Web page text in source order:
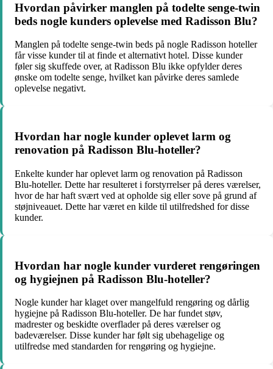
Hvordan påvirker manglen på todelte senge-twin
beds nogle kunders oplevelse med Radisson Blu?
Manglen på todelte senge-twin beds på nogle Radisson hoteller
får visse kunder til at finde et alternativt hotel. Disse kunder
føler sig skuffede over, at Radisson Blu ikke opfylder deres
ønske om todelte senge, hvilket kan påvirke deres samlede
oplevelse negativt.
Hvordan har nogle kunder oplevet larm og
renovation på Radisson Blu-hoteller?
Enkelte kunder har oplevet larm og renovation på Radisson
Blu-hoteller. Dette har resulteret i forstyrrelser på deres værelser,
hvor de har haft svært ved at opholde sig eller sove på grund af
støjniveauet. Dette har været en kilde til utilfredshed for disse
kunder.
Hvordan har nogle kunder vurderet rengøringen
og hygiejnen på Radisson Blu-hoteller?
Nogle kunder har klaget over mangelfuld rengøring og dårlig
hygiejne på Radisson Blu-hoteller. De har fundet støv,
madrester og beskidte overflader på deres værelser og
badeværelser. Disse kunder har følt sig ubehagelige og
utilfredse med standarden for rengøring og hygiejne.